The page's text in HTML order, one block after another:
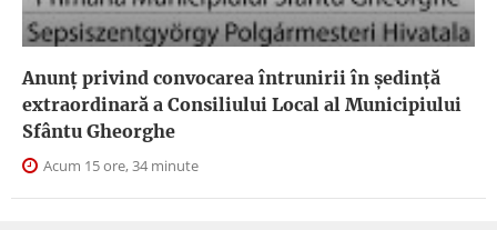
Anunţ privind convocarea întrunirii în şedinţă
extraordinară a Consiliului Local al Municipiului
Sfântu Gheorghe
Acum 15 ore, 34 minute